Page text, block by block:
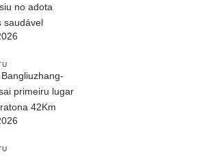
no adota
saudável
primeiru lugar
42Km